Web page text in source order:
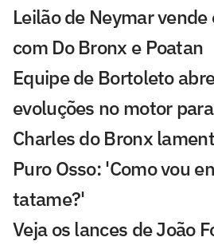
Leilão de Neymar
com Do Bronx e Poatan
Equipe de Bortoleto
evoluções no motor
Charles do Bronx
Puro Osso: 'Como vou
tatame?'
Veja os lances de João